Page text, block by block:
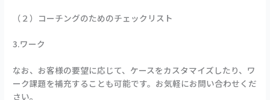
（２）コーチングのためのチェックリスト
3.ワーク
なお、お客様の要望に応じて、ケースをカスタマイズしたり、ワ
ーク課題を補充することも可能です。お気軽にお問い合わせくだ
さい。